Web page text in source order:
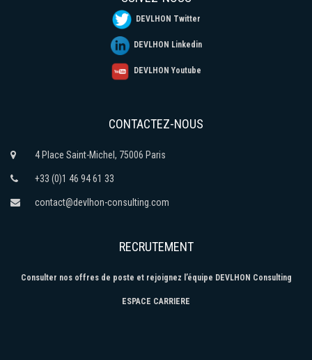
DEVLHON Twitter
DEVLHON Linkedin
DEVLHON Youtube
CONTACTEZ-NOUS
4 Place Saint-Michel, 75006 Paris
+33 (0)1 46 94 61 33
contact@devlhon-consulting.com
RECRUTEMENT
Consulter nos offres de poste et rejoignez l’équipe DEVLHON Consulting
ESPACE CARRIERE